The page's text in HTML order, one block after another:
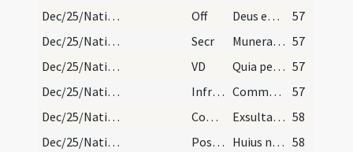
Dec/25/Nativitas/M2/Mass Propers
Off Deus enim firmavit orbem terrae
57
Dec/25/Nativitas/M2/Mass Propers
Secr Munera quaesumus Domine nativitatis hodiernae mysteriis 57
Dec/25/Nativitas/M2/Mass Propers
VD Quia per incarnati Verbi 57
Dec/25/Nativitas/M2/Mass Propers
Infracan Communicantes et diem sacratissimum celebrantes quo beatae Mariae
57
Dec/25/Nativitas/M2/Mass Propers
Comm Exsulta filia Sion 58
Dec/25/Nativitas/M2/Mass Propers
Postcomm Huius nos Domine sacramenti semper 58